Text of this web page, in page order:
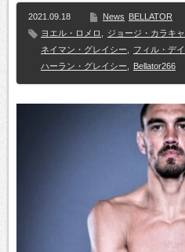
2021.09.18 News BELLATOR
ヨエル・ロメロ
ジョージ・カラキ
ネイマン・グレイシー
フィル・デ
ハーラン・グレイシー
Bellator266